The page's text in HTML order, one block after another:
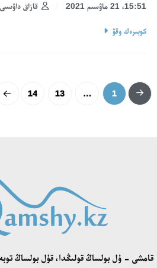
قازاق داۋىسى 15:51، 21 ماۋسىم 2021
كوبىرەك وقۋ
1
…
13
14